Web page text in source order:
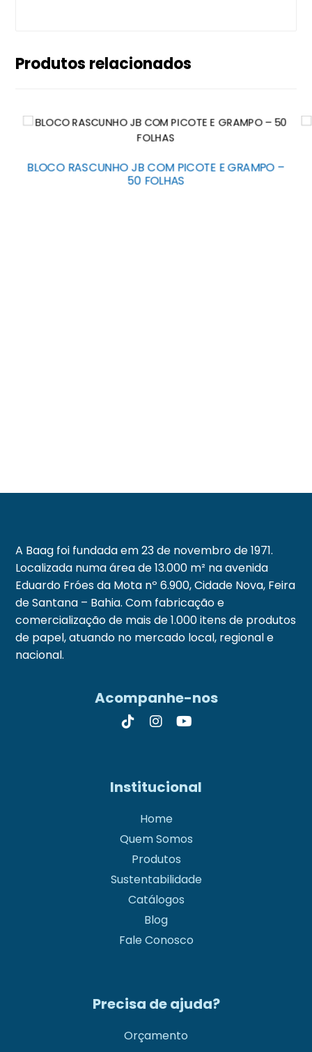
Produtos relacionados
BLOCO RASCUNHO JB COM PICOTE E GRAMPO –
50 FOLHAS
A Baag foi fundada em 23 de novembro de 1971.
Localizada numa área de 13.000 m² na avenida
Eduardo Fróes da Mota nº 6.900, Cidade Nova, Feira
de Santana – Bahia. Com fabricação e
comercialização de mais de 1.000 itens de produtos
de papel, atuando no mercado local, regional e
nacional.
Acompanhe-nos
Institucional
Home
Quem Somos
Produtos
Sustentabilidade
Catálogos
Blog
Fale Conosco
Precisa de ajuda?
Orçamento